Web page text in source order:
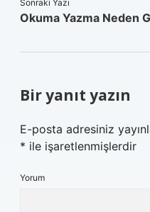
Sonraki Yazı
Okuma Yazma Neden
Bir yanıt yazın
E-posta adresiniz
* ile işaretlenmişlerdir
Yorum